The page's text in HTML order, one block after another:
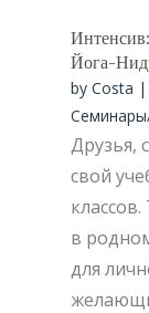
Йога-
by Costa |
Друзья,
свой
в
для